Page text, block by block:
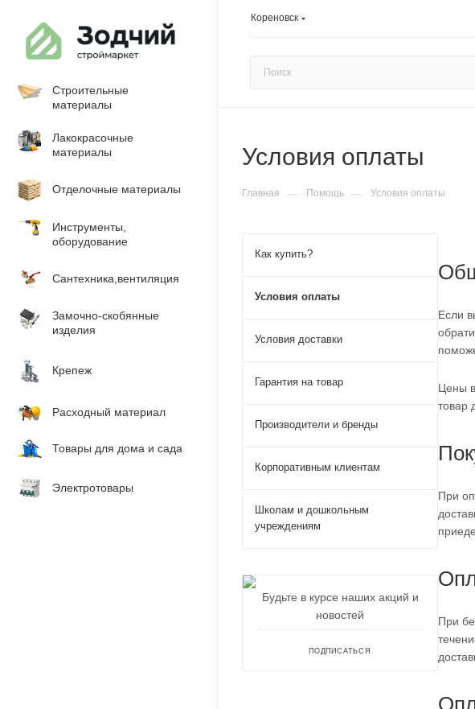
Кореновск
Строительные
материалы
Лакокрасочные
материалы
Отделочные материалы
Инструменты,
оборудование
Сантехника,вентиляция
Замочно-скобянные
изделия
Крепеж
Расходный материал
Товары для дома и сада
Электротовары
Условия оплаты
Главная — Помощь — Условия оплаты
Если
Цены
товар
При
При
Как купить?
Условия оплаты
Условия доставки
Гарантия на товар
Производители и бренды
Корпоративным клиентам
Школам и дошкольным
учреждениям
Будьте в курсе наших акций и
новостей
ПОДПИСАТЬСЯ